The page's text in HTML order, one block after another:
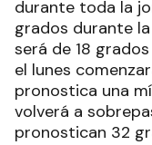
durante toda la
grados durante
será de 18
el lunes
pronostica una
volverá a
pronostican 32